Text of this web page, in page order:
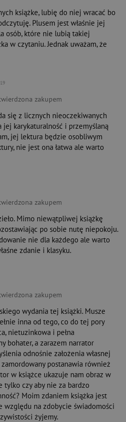
książke, lubię do niej wracać bo
Plusem jest właśnie jej
osób, które nie lubią takiej
w czytaniu. Jednak uważam, że
zakupem
się z licznych nieoczekiwanych
jej karykaturalność i przemyślaną
jej lektura będzie osobliwym
nie jest ona łatwa ale warto
zakupem
Mimo niewątpliwej książkę
po sobie nutę niepokoju.
nie dla każdego ale warto
zdanie i klasyku.
zakupem
wydania tej książki. Musze
inna od tego, co do tej pory
nietuzinkowa i pełna
bohater, a zarazem narrator
odnośnie założenia własnej
zamordowany postanawia również
w książce ukazuje nam obraz w
tylko czy aby nie za bardzo
Moim zdaniem książka jest
względu na zdobycie świadomości
żyjemy.